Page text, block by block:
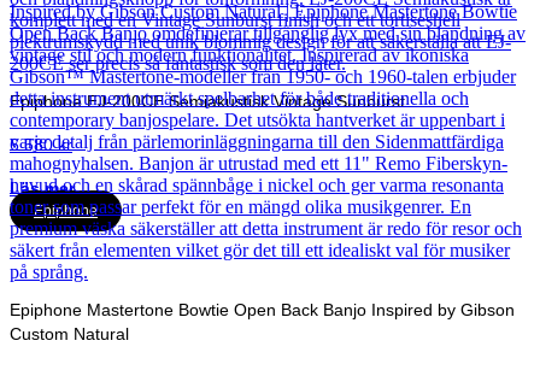
Epiphone EJ-200CE Semiakustisk Vintage Sunburst
6 580kr
Läs mer
Epiphone
Epiphone Mastertone Bowtie Open Back Banjo Inspired by Gibson
Custom Natural